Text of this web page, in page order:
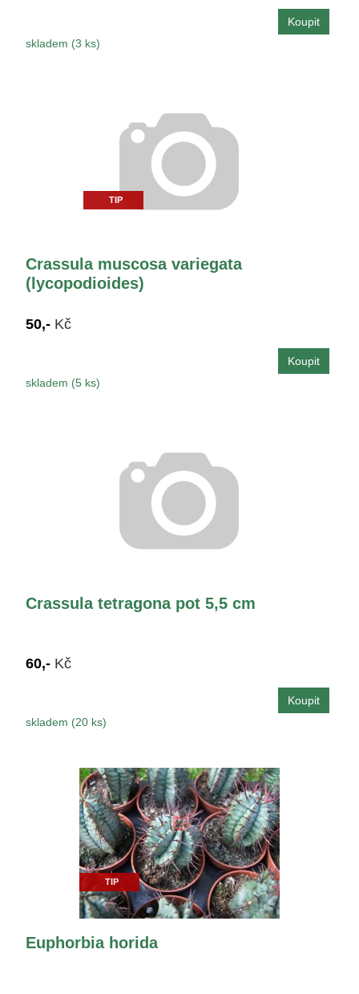
skladem (3 ks)
TIP
Crassula muscosa variegata
(lycopodioides)
50,- Kč
skladem (5 ks)
Crassula tetragona pot 5,5 cm
60,- Kč
skladem (20 ks)
TIP
Euphorbia horida